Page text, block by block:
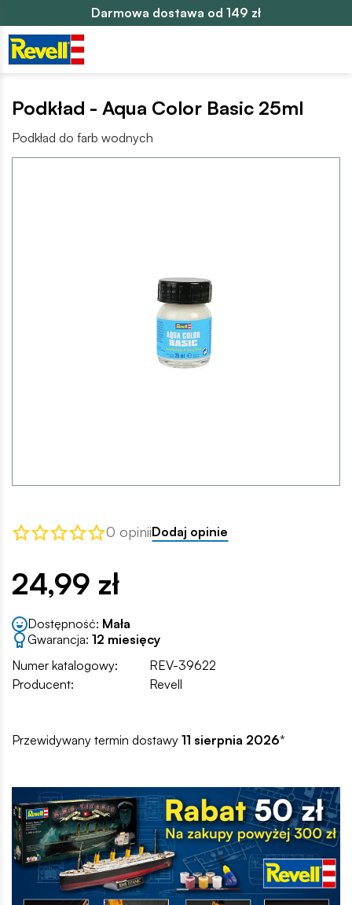
Darmowa dostawa od 149 zł
Podkład - Aqua Color Basic 25ml
Podkład do farb wodnych
0 opiniiDodaj opinie
24,99 zł
Dostępność: Mała
Gwarancja: 12 miesięcy
Numer katalogowy:
REV-39622
Producent:
Revell
Przewidywany termin dostawy 11 sierpnia 2026*